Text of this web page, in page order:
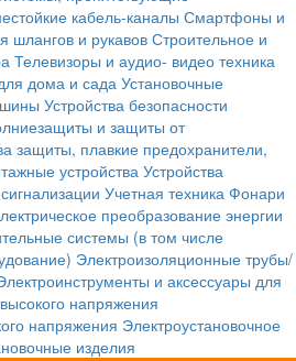
кабель-каналы Смартфоны и
шлангов и рукавов Строительное и
Телевизоры и аудио- видео техника
дома и сада Установочные
шины Устройства безопасности
и защиты от
защиты, плавкие предохранители,
устройства Устройства
Учетная техника Фонари
преобразование энергии
системы (в том числе
Электроизоляционные трубы/
и аксессуары для
напряжения
напряжения Электроустановочное
изделия